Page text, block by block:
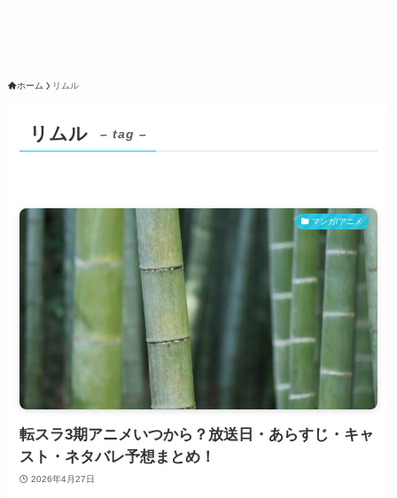
ホーム リムル
リムル – tag –
マンガ/アニメ
転スラ3期アニメいつから？放送日・あらすじ・キャ
スト・ネタバレ予想まとめ！
2026年4月27日